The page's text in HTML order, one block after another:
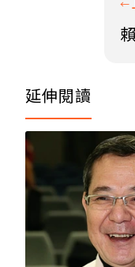
延伸閱讀